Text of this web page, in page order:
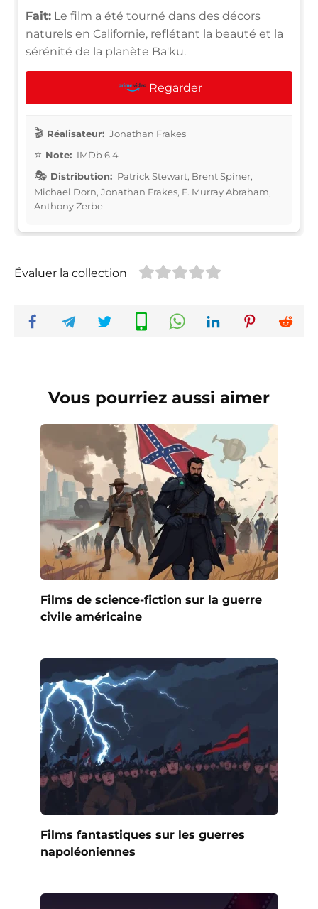
Fait: Le film a été tourné dans des décors
naturels en Californie, reflétant la beauté et la
sérénité de la planète Ba'ku.
Regarder
Réalisateur: Jonathan Frakes
Note: IMDb 6.4
Distribution: Patrick Stewart, Brent Spiner,
Michael Dorn, Jonathan Frakes, F. Murray Abraham,
Anthony Zerbe
Évaluer la collection
Vous pourriez aussi aimer
Films de science-fiction sur la guerre
civile américaine
Films fantastiques sur les guerres
napoléoniennes